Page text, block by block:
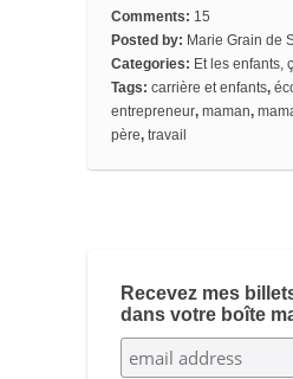
o
o
k
e
r
r
e
s
t
a
r
d
b
o
o
k
Comments: 15
Posted by: Marie Grain de
Categories: Et les enfants,
Tags: carrière et enfants,
entrepreneur, maman,
père, travail
Recevez mes
dans votre boîte